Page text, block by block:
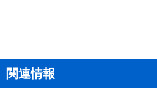
関連情報